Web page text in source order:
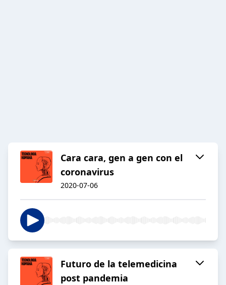
Cara cara, gen a gen con el
coronavirus
2020-07-06
Futuro de la telemedicina
post pandemia